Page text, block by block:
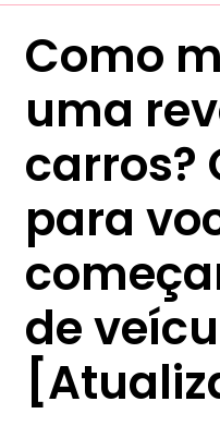
Como
uma
carros?
para
de